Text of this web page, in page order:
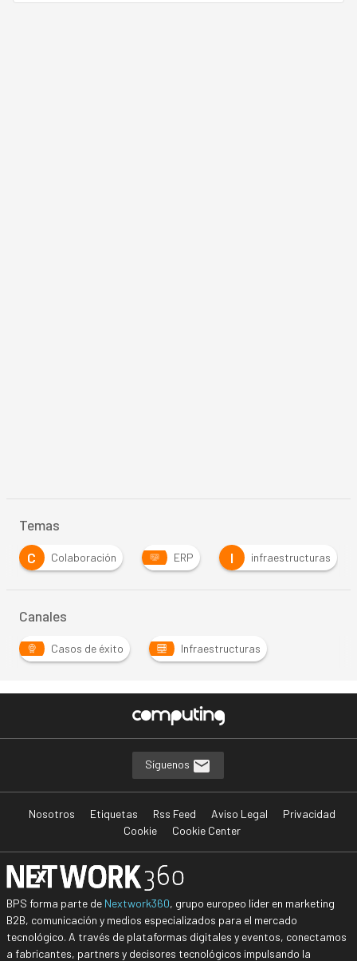
Temas
C
Colaboración ERP I infraestructuras
Canales
Casos de éxito Infraestructuras
Síguenos
Nosotros Etiquetas Rss Feed Aviso Legal
Privacidad
Cookie
Cookie Center
BPS forma parte de Nextwork360, grupo europeo líder en marketing
B2B, comunicación y medios especializados para el mercado
tecnológico. A través de plataformas digitales y eventos, conectamos
a fabricantes, partners y decisores tecnológicos impulsando la